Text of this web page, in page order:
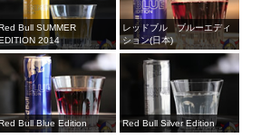
Bull SUMMER
2014
レッドブル ブルーエディ
ション(日本)
Red Bull Blue Edition Red Bull Silver Edition